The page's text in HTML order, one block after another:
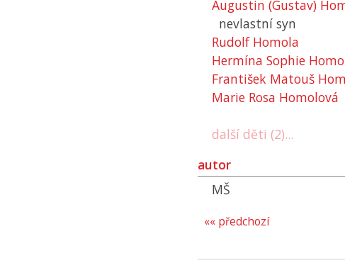
Augustin (Gustav)
nevlastní syn
Rudolf Homola
Hermína Sophie
František Matouš
Marie Rosa Homolová
další děti (2)...
autor
MŠ
«« předchozí